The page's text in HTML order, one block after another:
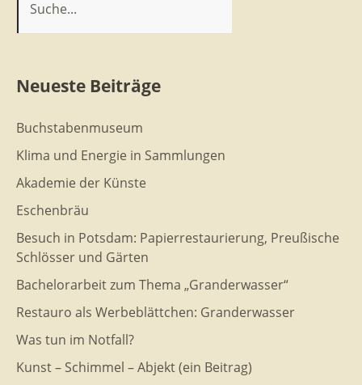
Neueste Beiträge
Buchstabenmuseum
Klima und Energie in Sammlungen
Akademie der Künste
Eschenbräu
Besuch in Potsdam: Papierrestaurierung, Preußische
Schlösser und Gärten
Bachelorarbeit zum Thema „Granderwasser“
Restauro als Werbeblättchen: Granderwasser
Was tun im Notfall?
Kunst – Schimmel – Abjekt (ein Beitrag)